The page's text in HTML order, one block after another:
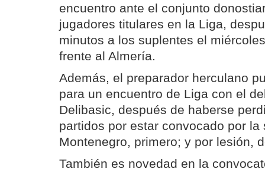
encuentro ante el conjunto
jugadores titulares en la Liga,
minutos a los suplentes el
frente al Almería.
Además, el preparador herculano
para un encuentro de Liga con el
Delibasic, después de haberse
partidos por estar convocado por la
Montenegro, primero; y por lesión,
También es novedad en la